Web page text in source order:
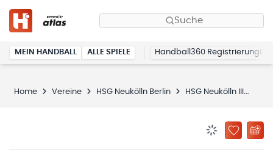
Suche
MEIN HANDBALL ALLE SPIELE Handball360 Registrierung
Home Vereine HSG Neukölln Berlin HSG Neukölln III
ZU